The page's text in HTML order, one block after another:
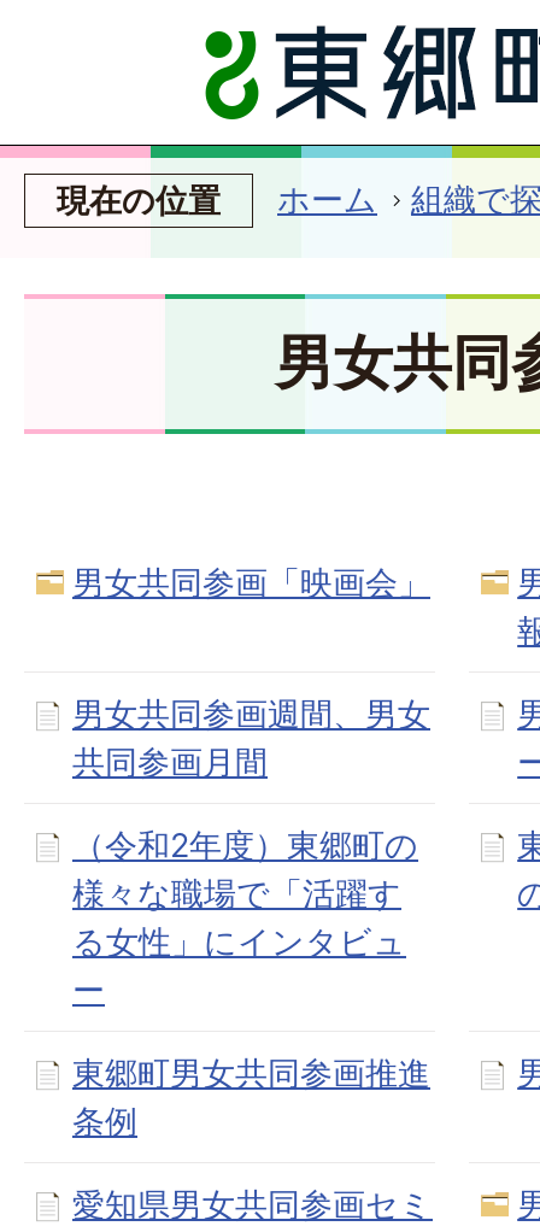
現在の位置 ホーム 組織で
男女共同
男女共同参画「映画会」
男女共同参画週間、男女
共同参画月間
（令和2年度）東郷町の
様々な職場で「活躍す
る女性」にインタビュ
ー
東郷町男女共同参画推進
条例
愛知県男女共同参画セミ